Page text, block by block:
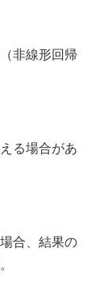
非線形回帰
る場合があ
合、結果の